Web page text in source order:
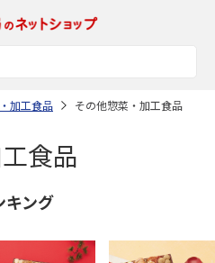
加工食品 その他惣菜・加工食品
食品
キング